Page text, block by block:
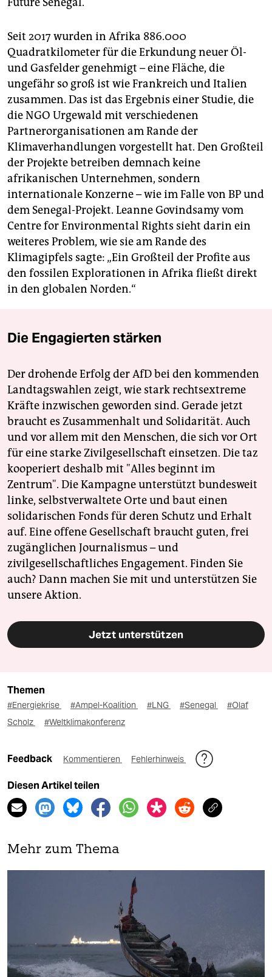
Seit 2017 wurden in Afrika 886.000
Quadratkilometer für die Erkundung neuer Öl-
und Gasfelder genehmigt – eine Fläche, die
ungefähr so groß ist wie Frankreich und Italien
zusammen. Das ist das Ergebnis einer Studie, die
die NGO Urgewald mit verschiedenen
Partnerorganisationen am Rande der
Klimaverhandlungen vorgestellt hat. Den Großteil
der Projekte betreiben demnach keine
afrikanischen Unternehmen, sondern
internationale Konzerne – wie im Falle von BP und
dem Senegal-Projekt. Leanne Govindsamy vom
Centre for Environmental Rights sieht darin ein
weiteres Problem, wie sie am Rande des
Klimagipfels sagte: „Ein Großteil der Profite aus
den fossilen Explorationen in Afrika fließt direkt
in den globalen Norden.“
Die Engagierten stärken
Der drohende Erfolg der AfD bei den kommenden
Landtagswahlen zeigt, wie stark rechtsextreme
Kräfte inzwischen geworden sind. Gerade jetzt
braucht es Zusammenhalt und Solidarität. Auch
und vor allem mit den Menschen, die sich vor Ort
für eine starke Zivilgesellschaft einsetzen. Die taz
kooperiert deshalb mit "Alles beginnt im
Zentrum". Die Kampagne unterstützt bundesweit
linke, selbstverwaltete Orte und baut einen
solidarischen Fonds für deren Schutz und Erhalt
auf. Eine offene Gesellschaft braucht guten, frei
zugänglichen Journalismus – und
zivilgesellschaftliches Engagement. Finden Sie
auch? Dann machen Sie mit und unterstützen Sie
unsere Aktion.
Jetzt unterstützen
Themen
#Energiekrise #Ampel-Koalition #LNG #Senegal
#Olaf
Scholz
#Weltklimakonferenz
Feedback Kommentieren Fehlerhinweis
Diesen Artikel teilen
Mehr zum Thema